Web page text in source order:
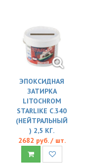
ЭПОКСИДНАЯ
ЗАТИРКА
LITOCHROM
STARLIKE C.340
(НЕЙТРАЛЬНЫЙ
) 2,5 КГ.
2682 руб. / шт.